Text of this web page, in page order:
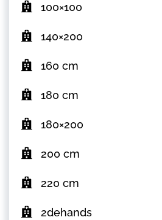
100×100
140×200
160 cm
180 cm
180×200
200 cm
220 cm
2dehands